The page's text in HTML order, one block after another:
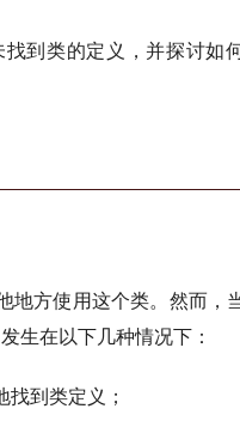
到类的定义，并探讨如
地方使用这个类。然而，
生在以下几种情况下：
到类定义；